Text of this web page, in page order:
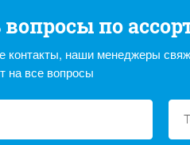
вопросы по
контакты, наши менеджеры
на все вопросы